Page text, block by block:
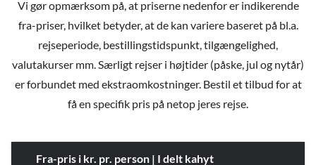
Vi gør opmærksom på, at priserne nedenfor er indikerende
fra-priser, hvilket betyder, at de kan variere baseret på bl.a.
rejseperiode, bestillingstidspunkt, tilgængelighed,
valutakurser mm. Særligt rejser i højtider (påske, jul og nytår)
er forbundet med ekstraomkostninger. Bestil et tilbud for at
få en specifik pris på netop jeres rejse.
Fra-pris i kr. pr. person | I delt kahyt